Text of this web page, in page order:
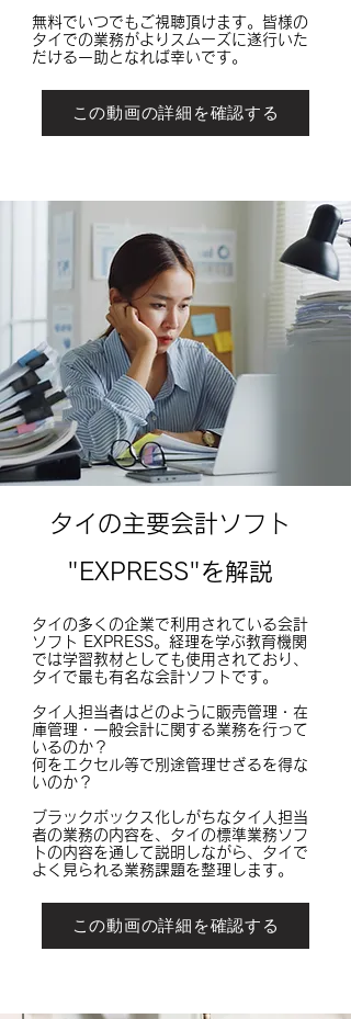
無料でいつでもご視聴頂けます。 皆様の
タイでの業務がよりスムーズに遂行いた
だける一助となれば幸いです。
この動画の詳細を確認する
タイの主要会計ソフト
"EXPRESS"を解説
タイの多くの企業で利用されている会計
ソフト EXPRESS。経理を学ぶ教育機関
では学習教材としても使用されており、
タイで最も有名な会計ソフトです。
タイ人担当者はどのように販売管理・在
庫管理・一般会計に関する業務を行って
いるのか？
何をエクセル等で別途管理せざるを得な
いのか？
ブラックボックス化しがちなタイ人担当
者の業務の内容を、タイの標準業務ソフ
トの内容を通して説明しながら、タイで
よく見られる業務課題を整理します。
この動画の詳細を確認する